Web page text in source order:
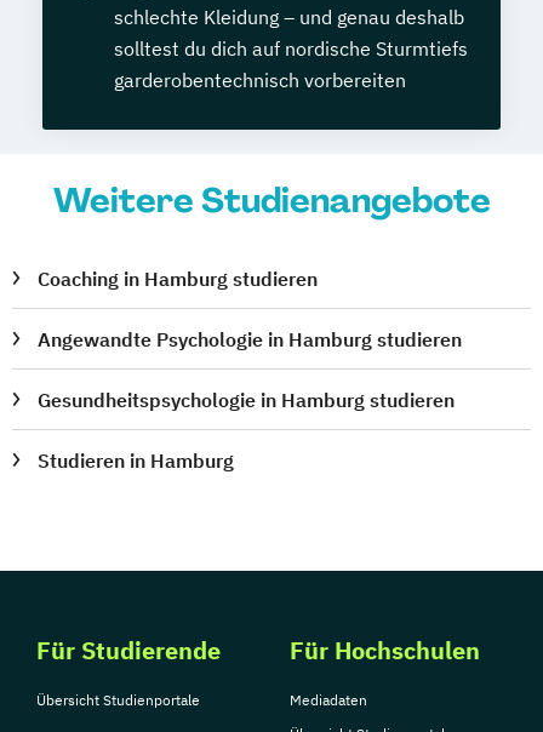
schlechte Kleidung – und genau deshalb
solltest du dich auf nordische Sturmtiefs
garderobentechnisch vorbereiten
Weitere Studienangebote
Coaching in Hamburg studieren
Angewandte Psychologie in Hamburg studieren
Gesundheitspsychologie in Hamburg studieren
Studieren in Hamburg
Für Studierende
Übersicht Studienportale
Für Hochschulen
Mediadaten